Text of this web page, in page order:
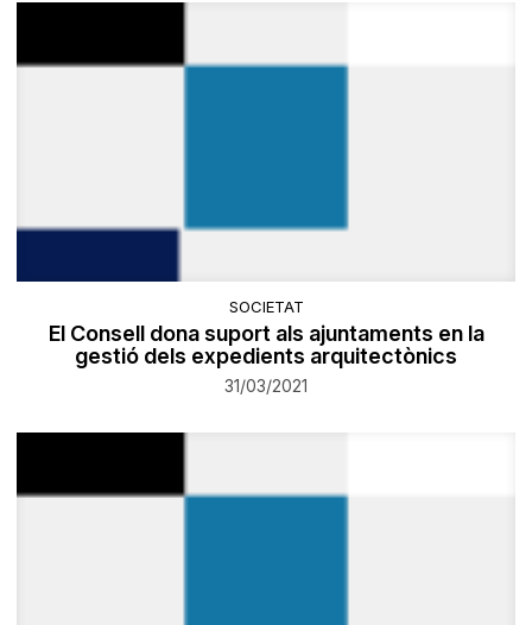
SOCIETAT
El Consell dona suport als ajuntaments en la
gestió dels expedients arquitectònics
31/03/2021